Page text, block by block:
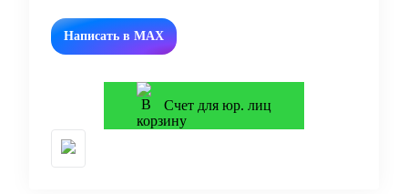
Написать в MAX
Счет для юр. лиц